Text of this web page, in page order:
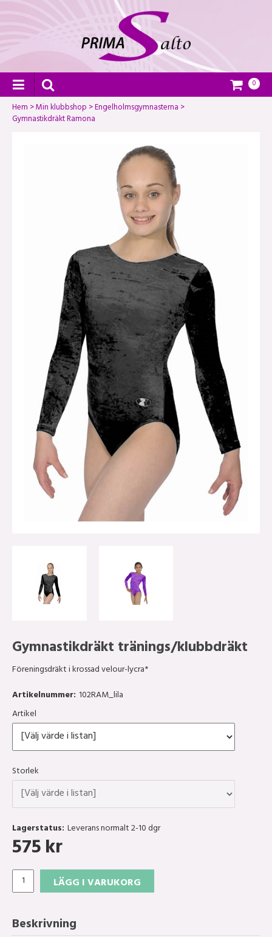
0
Hem >Min klubbshop >Engelholmsgymnasterna >
Gymnastikdräkt Ramona
Gymnastikdräkt tränings/klubbdräkt
Föreningsdräkt i krossad velour-lycra*
Artikelnummer: 102RAM_lila
Artikel
Storlek
Lagerstatus: Leverans normalt 2-10 dgr
575kr
LÄGG I VARUKORG
Beskrivning